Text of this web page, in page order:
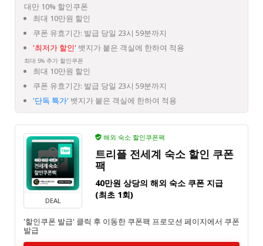
대만 10% 할인쿠폰
최대 10만원 할인
쿠폰 유효기간: 발급 당일 23시 59분까지
'최저가 할인' 뱃지가 붙은 객실에 한하여 적용
최대 5% 추가 할인쿠폰
최대 10만원 할인
쿠폰 유효기간: 발급 당일 23시 59분까지
'단독 특가' 뱃지가 붙은 객실에 한하여 적용
DEAL
해외 숙소 할인쿠폰팩
트리플 전세계 숙소 할인 쿠폰
팩
40만원 상당의 해외 숙소 쿠폰 지급
(최초 1회)
'할인쿠폰 발급' 클릭 후 이동한 쿠폰팩 프로모션 페이지에서 쿠폰
발급